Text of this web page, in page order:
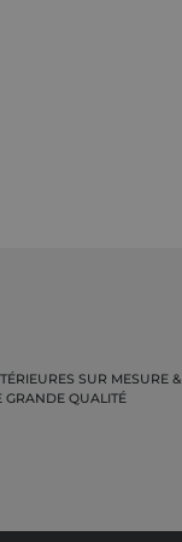
SUR MESURE &
GRANDE QUALITÉ